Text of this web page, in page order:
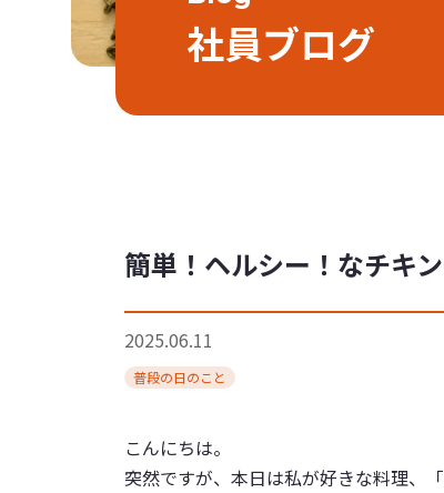
社員ブログ
簡単！ヘルシー！なチキ
2025.06.11
普段の日のこと
こんにちは。
突然ですが、本日は私が好きな料理、